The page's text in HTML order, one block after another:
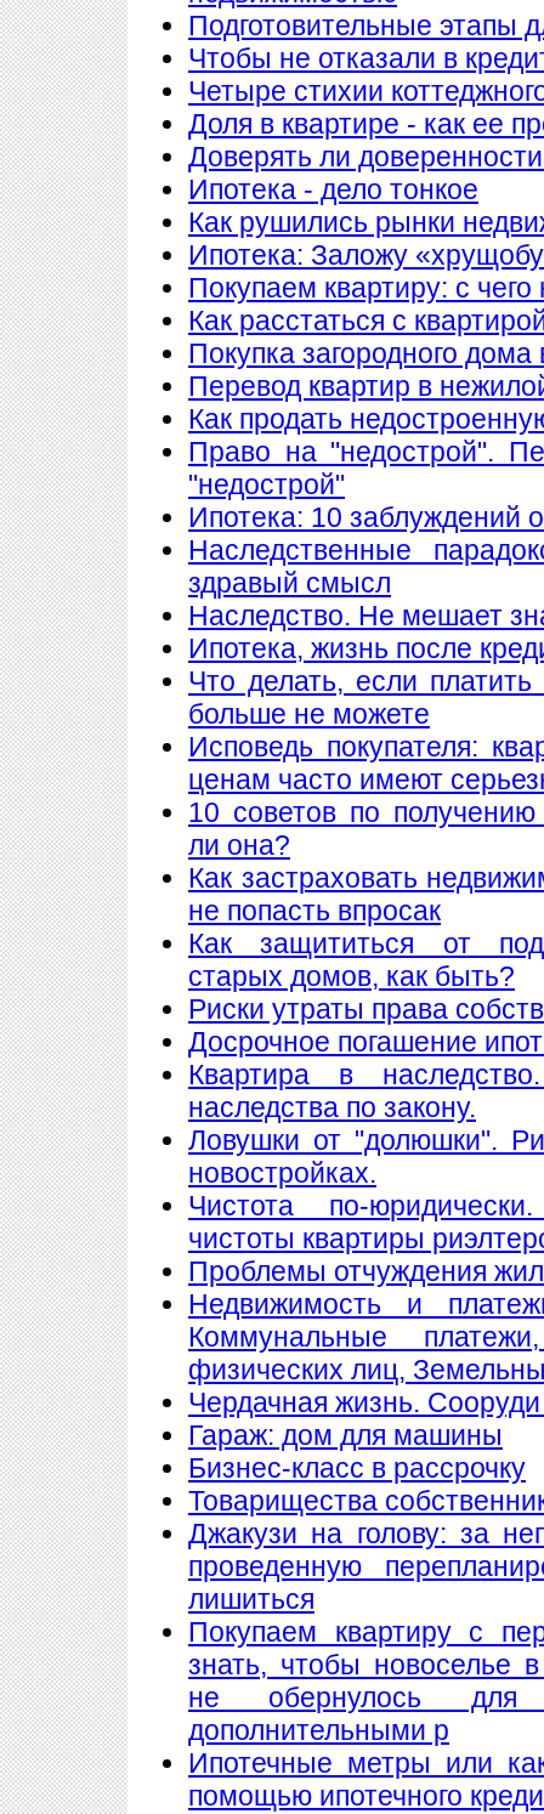
Подготовительные этапы
Чтобы не отказали в
Четыре стихии
Доля в квартире - как ее
Доверять ли
Ипотека - дело тонкое
Как рушились рынки
Ипотека: Заложу
Покупаем квартиру: с чего
Как расстаться с
Покупка загородного дома
Перевод квартир в
Как продать
Право на "недострой".
"недострой"
Ипотека: 10 заблуждений
Наследственные
здравый смысл
Наследство. Не мешает
Ипотека, жизнь после
Что делать, если
больше не можете
Исповедь покупателя:
ценам часто имеют
10 советов по
ли она?
Как застраховать
не попасть впросак
Как защититься от
старых домов, как быть?
Риски утраты права
Досрочное погашение
Квартира в
наследства по закону.
Ловушки от "долюшки".
новостройках.
Чистота по-
чистоты квартиры
Проблемы отчуждения
Недвижимость и
Коммунальные
физических лиц,
Чердачная жизнь.
Гараж: дом для машины
Бизнес-класс в рассрочку
Товарищества
Джакузи на голову: за
проведенную
лишиться
Покупаем квартиру с
знать, чтобы новоселье
не обернулось
дополнительными р
Ипотечные метры или
помощью ипотечного